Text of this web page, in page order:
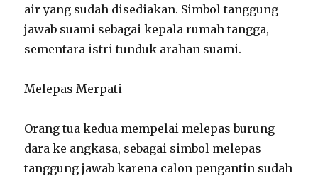
air yang sudah disediakan. Simbol tanggung
jawab suami sebagai kepala rumah tangga,
sementara istri tunduk arahan suami.
Melepas Merpati
Orang tua kedua mempelai melepas burung
dara ke angkasa, sebagai simbol melepas
tanggung jawab karena calon pengantin sudah